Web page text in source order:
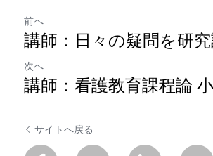
前へ
講師：日々の疑問を研
次へ
講師：看護教育課程論
サイトへ戻る